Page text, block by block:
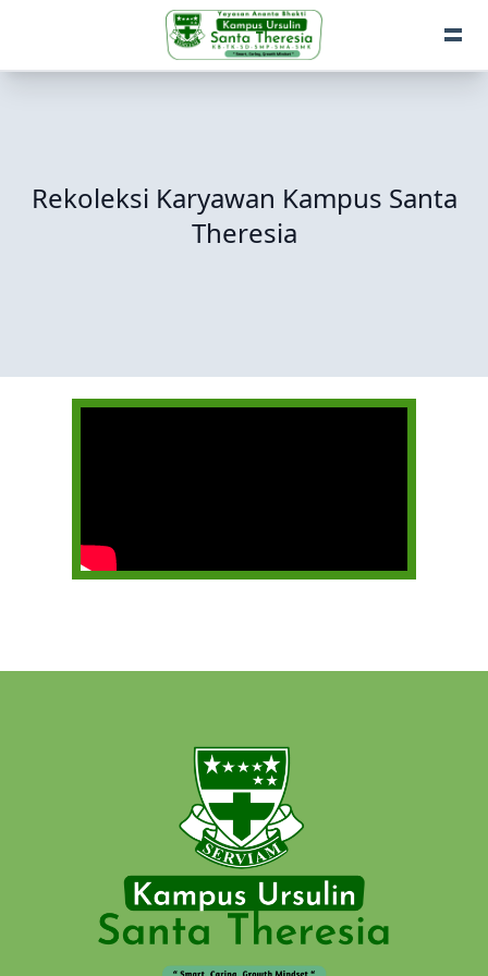
Rekoleksi Karyawan Kampus Santa
Theresia